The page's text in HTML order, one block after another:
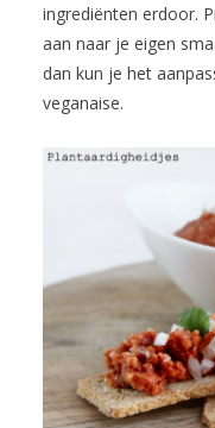
ingrediënten erdoor.
aan naar je eigen
dan kun je het
veganaise.